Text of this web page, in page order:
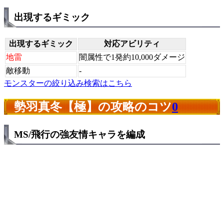
出現するギミック
出現するギミック
対応アビリティ
地雷
闇属性で1発約10,000ダメージ
敵移動
-
モンスターの絞り込み検索はこちら
勢羽真冬【極】の攻略のコツ0
MS/飛行の強友情キャラを編成